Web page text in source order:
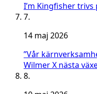
I’m Kingfisher trivs
7.
14 maj 2026
”Vår
Wilmer X nästa
8.